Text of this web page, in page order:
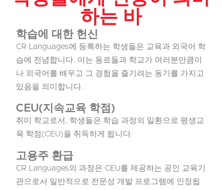
하는 바
학습에 대한 헌신
CR Languages에 등록하는 학생들은 교육과 외국어 학
습에 전념합니다. 이는 동료들과 학교가 여러분만큼이
나 외국어를 배우고 그 경험을 즐기려는 동기를 가지고
있음을 의미합니다.
CEU(지속교육 학점)
취미 학교로서, 학생들은 학습 과정의 일환으로 평생교
육 학점(CEU)을 취득하게 됩니다.
고용주 환급
CR Languages의 과정은 CEU를 제공하는 공인 교육기
관으로서 일반적으로 전문성 개발 프로그램에 인정됩